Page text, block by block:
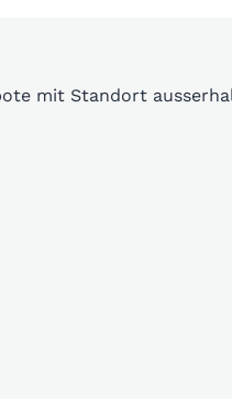
mit Standort